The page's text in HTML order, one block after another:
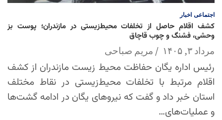
اجتماعی اخبار
کشف اقلام حاصل از تخلفات محیط‌زیستی در مازندران؛ پوست بز
وحشی، فشنگ و چوب قاچاق
مرداد ۳, ۱۴۰۵ مریم صباحی
رئیس اداره یگان حفاظت محیط زیست مازندران از کشف
اقلام مرتبط با تخلفات محیط‌زیستی در نقاط مختلف
استان خبر داد و گفت که نیروهای یگان در ادامه گشت‌ها
و عملیات‌های…